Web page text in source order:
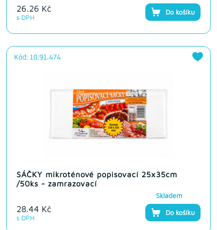
26.26 Kč
s DPH
Do košíku
Kód: 10.91.474
SÁČKY mikroténové popisovací 25x35cm
/50ks - zamrazovací
28.44 Kč
s DPH
Skladem
Do košíku